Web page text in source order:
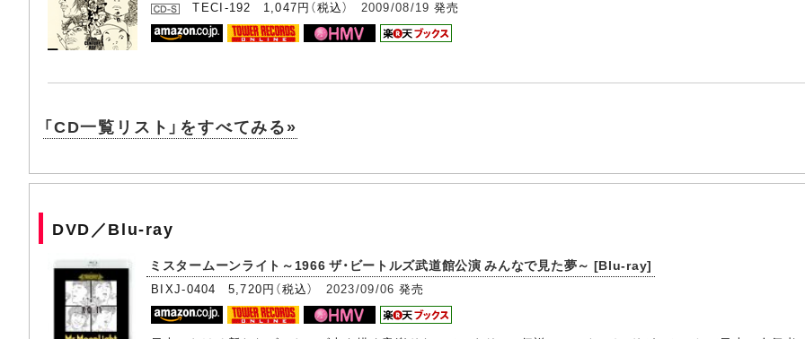
TECI-192 1,047円（税込） 2009/08/19 発売
「CD一覧リスト」をすべてみる»
DVD／Blu-ray
ミスタームーンライト～1966 ザ・ビートルズ武道館公演 みんなで見た夢～ [Blu-ray]
BIXJ-0404 5,720円（税込） 2023/09/06 発売